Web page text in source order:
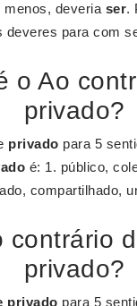
menos, deveria ser.
deveres para com
o Ao
privado?
privado para 5
é: 1. público,
compartilhado,
contrário
privado?
privado para 5